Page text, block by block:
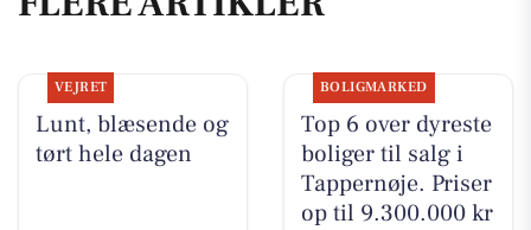
VEJRET
Lunt, blæsende og
tørt hele dagen
BOLIGMARKED
Top 6 over dyreste
boliger til salg i
Tappernøje. Priser
op til 9.300.000 kr